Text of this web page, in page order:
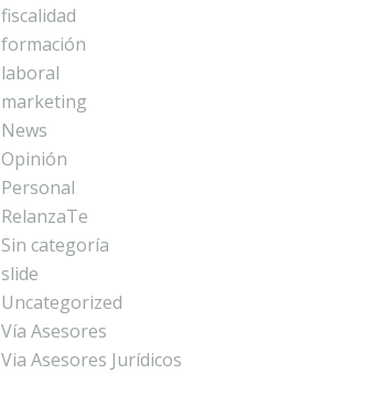
fiscalidad
formación
laboral
marketing
News
Opinión
Personal
RelanzaTe
Sin categoría
slide
Uncategorized
Vía Asesores
Via Asesores Jurídicos